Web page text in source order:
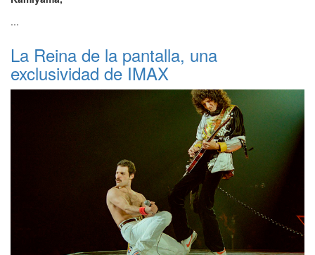
...
La Reina de la pantalla, una
exclusividad de IMAX